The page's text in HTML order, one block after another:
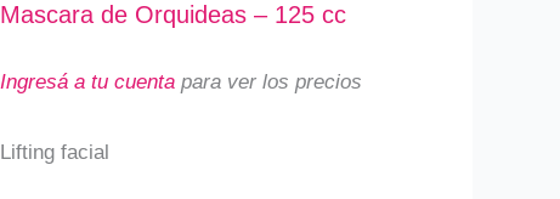
Mascara de Orquideas – 125 cc
Ingresá a tu cuentapara ver los precios
Lifting facial